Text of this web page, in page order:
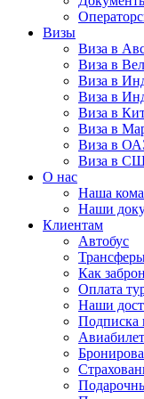
Визы
Виза в
Виза в
Виза в
Виза в
Виза в
Виза в
Виза в
Виза в
О нас
Наша
Наши
Клиентам
Автобус
Как
Оплата
Наши
Подписка